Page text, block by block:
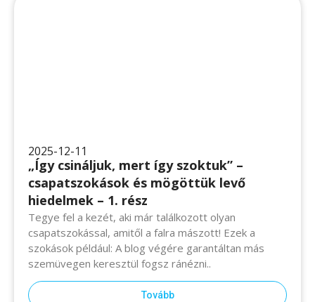
2025-12-11
„Így csináljuk, mert így szoktuk” –
csapatszokások és mögöttük levő
hiedelmek – 1. rész
Tegye fel a kezét, aki már találkozott olyan
csapatszokással, amitől a falra mászott! Ezek a
szokások például: A blog végére garantáltan más
szemüvegen keresztül fogsz ránézni..
Tovább